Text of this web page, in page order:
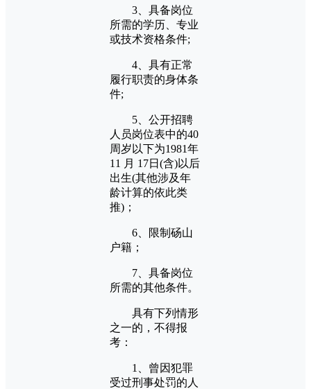
3、具备岗位
所需的学历、专业
或技术资格条件;
4、具有正常
履行职责的身体条
件;
5、公开招聘
人员岗位表中的40
周岁以下为1981年
11 月 17日(含)以后
出生(其他涉及年
龄计算的依此类
推)；
6、限制砀山
户籍；
7、具备岗位
所需的其他条件。
具有下列情形
之一的，不得报
考：
1、曾因犯罪
受过刑事处罚的人